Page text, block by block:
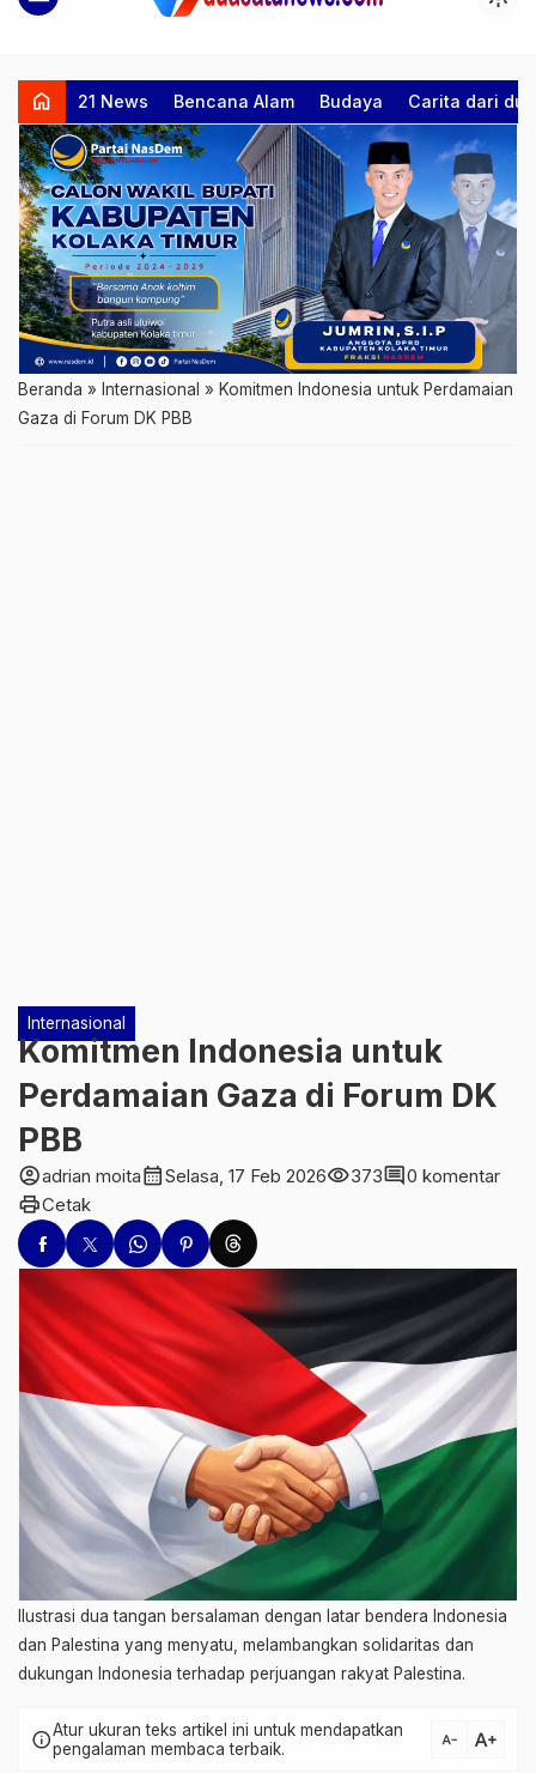
home 21 News Bencana Alam Budaya Carita dari
Beranda » Internasional » Komitmen Indonesia untuk Perdamaian
Gaza di Forum DK PBB
Internasional
Komitmen Indonesia untuk
Perdamaian Gaza di Forum DK
PBB
account_circleadrian moitacalendar_monthSelasa, 17 Feb 2026visibility373comment0 komentar
printCetak
Ilustrasi dua tangan bersalaman dengan latar bendera Indonesia
dan Palestina yang menyatu, melambangkan solidaritas dan
dukungan Indonesia terhadap perjuangan rakyat Palestina.
infoAtur ukuran teks artikel ini untuk mendapatkan
pengalaman membaca terbaik.
text_decrease text_increase